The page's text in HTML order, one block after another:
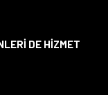
DE HİZMET